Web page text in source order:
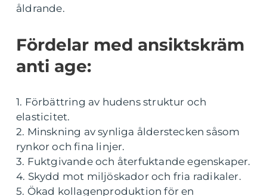
åldrande.
Fördelar med ansiktskräm
anti age:
1. Förbättring av hudens struktur och
elasticitet.
2. Minskning av synliga ålderstecken såsom
rynkor och fina linjer.
3. Fuktgivande och återfuktande egenskaper.
4. Skydd mot miljöskador och fria radikaler.
5. Ökad kollagenproduktion för en